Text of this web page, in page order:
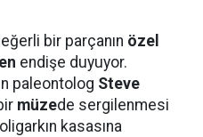
bir parçanın özel
endişe duyuyor.
paleontolog Steve
müzede sergilenmesi
kasasına